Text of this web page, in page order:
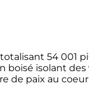
54 001
isolant des
de paix au